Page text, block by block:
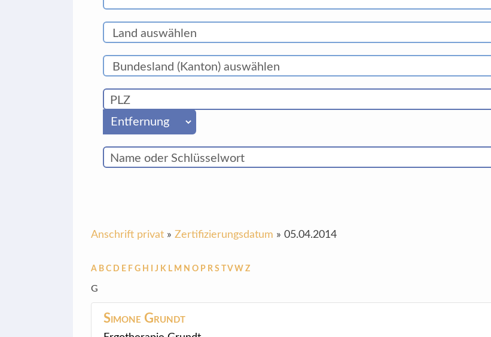
Anschrift privat » Zertifizierungsdatum » 05.04.2014
A B C D E F G H J K L M N O P R S V W Z
G
Simone Grundt